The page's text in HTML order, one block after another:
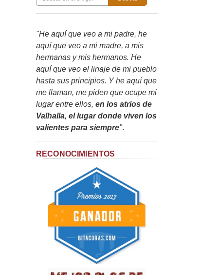
"He aquí que veo a mi padre, he
aquí que veo a mi madre, a mis
hermanas y mis hermanos. He
aquí que veo el linaje de mi pueblo
hasta sus principios. Y he aquí que
me llaman, me piden que ocupe mi
lugar entre ellos, en los atrios de
Valhalla, el lugar donde viven los
valientes para siempre".
RECONOCIMIENTOS